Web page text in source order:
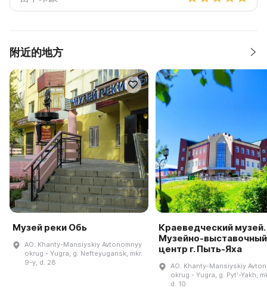
附近的地方
Музей реки Обь
AO. Khanty-Mansiyskiy Avtonomnyy
okrug - Yugra, g. Nefteyugansk, mkr.
9-y, d. 28
Краеведческий музей.
Музейно-выставочный
центр г. Пыть-Яха
AO. Khanty-Mansiyskiy
okrug - Yugra, g. Pytʹ-Yakh,
d. 10